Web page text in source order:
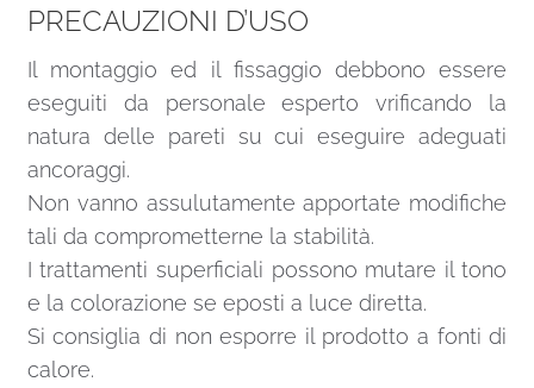
PRECAUZIONI D’USO
Il montaggio ed il fissaggio debbono essere
eseguiti da personale esperto vrificando la
natura delle pareti su cui eseguire adeguati
ancoraggi.
Non vanno assulutamente apportate modifiche
tali da comprometterne la stabilità.
I trattamenti superficiali possono mutare il tono
e la colorazione se eposti a luce diretta.
Si consiglia di non esporre il prodotto a fonti di
calore.